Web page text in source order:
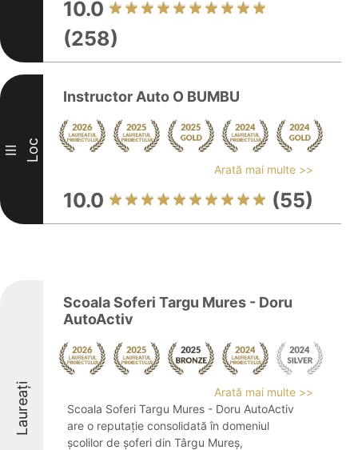
10.0
(258)
III Loc
Instructor Auto O BUMBU
Arată mai multe >>
10.0 (55)
Laureați
Scoala Soferi Targu Mures - Doru
AutoActiv
Arată mai multe >>
Scoala Soferi Targu Mures - Doru AutoActiv
are o reputație consolidată în domeniul
școlilor de șoferi din Târgu Mureș,